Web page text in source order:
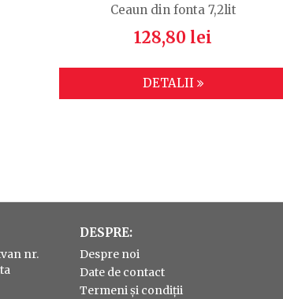
Ceaun din fonta 7,2lit
128,80 lei
DETALII
nr.
DESPRE:
Despre noi
Date de contact
Termeni și condiții